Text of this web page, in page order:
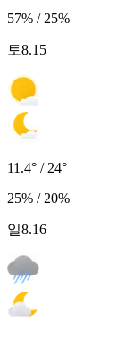
57% / 25%
토8.15
11.4° / 24°
25% / 20%
일8.16